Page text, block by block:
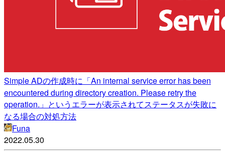
Simple ADの作成時に「An internal service error has been
encountered during directory creation. Please retry the
operation.」というエラーが表示されてステータスが失敗に
なる場合の対処方法
Funa
2022.05.30